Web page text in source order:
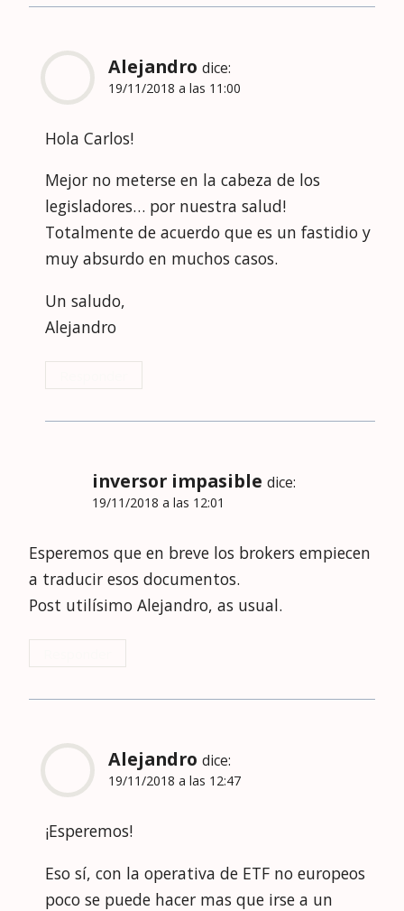
Alejandro dice:
19/11/2018 a las 11:00
Hola Carlos!
Mejor no meterse en la cabeza de los
legisladores… por nuestra salud!
Totalmente de acuerdo que es un fastidio y
muy absurdo en muchos casos.
Un saludo,
Alejandro
inversor impasible dice:
19/11/2018 a las 12:01
Esperemos que en breve los brokers empiecen
a traducir esos documentos.
Post utilísimo Alejandro, as usual.
Alejandro dice:
19/11/2018 a las 12:47
¡Esperemos!
Eso sí, con la operativa de ETF no europeos
poco se puede hacer mas que irse a un